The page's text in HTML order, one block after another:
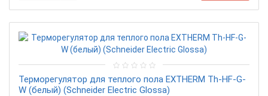
Терморегулятор для теплого пола EXTHERM Th-HF-G-
W (белый) (Schneider Electric Glossa)